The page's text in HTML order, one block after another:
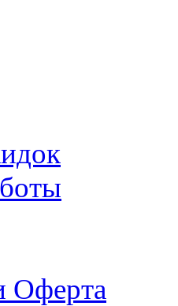
Оферта